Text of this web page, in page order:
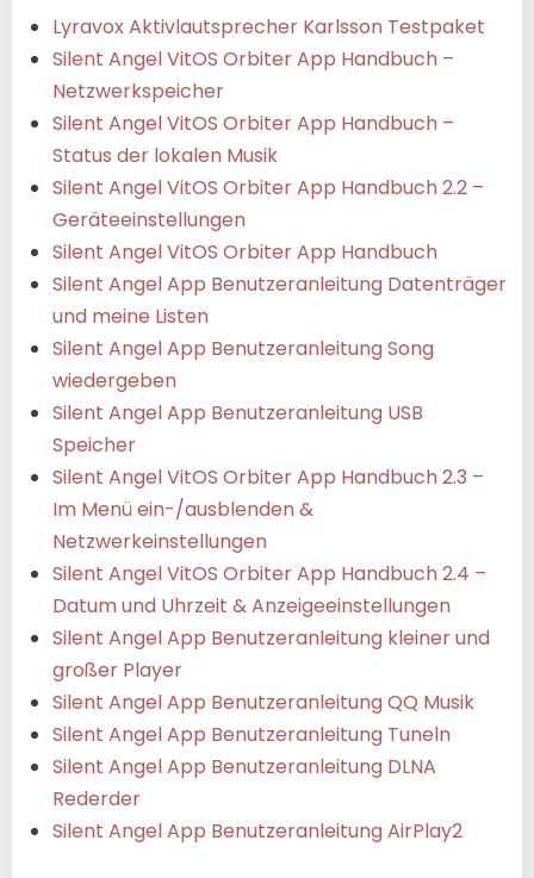
Lyravox Aktivlautsprecher Karlsson Testpaket
Silent Angel VitOS Orbiter App Handbuch –
Netzwerkspeicher
Silent Angel VitOS Orbiter App Handbuch –
Status der lokalen Musik
Silent Angel VitOS Orbiter App Handbuch 2.2 –
Geräteeinstellungen
Silent Angel VitOS Orbiter App Handbuch
Silent Angel App Benutzeranleitung Datenträger
und meine Listen
Silent Angel App Benutzeranleitung Song
wiedergeben
Silent Angel App Benutzeranleitung USB
Speicher
Silent Angel VitOS Orbiter App Handbuch 2.3 –
Im Menü ein-/ausblenden &
Netzwerkeinstellungen
Silent Angel VitOS Orbiter App Handbuch 2.4 –
Datum und Uhrzeit & Anzeigeeinstellungen
Silent Angel App Benutzeranleitung kleiner und
großer Player
Silent Angel App Benutzeranleitung QQ Musik
Silent Angel App Benutzeranleitung Tuneln
Silent Angel App Benutzeranleitung DLNA
Rederder
Silent Angel App Benutzeranleitung AirPlay2